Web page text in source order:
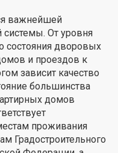
важнейшей
системы. От уровня
состояния дворовых
и проездов к
зависит качество
большинства
домов
проживания
Градостроительного